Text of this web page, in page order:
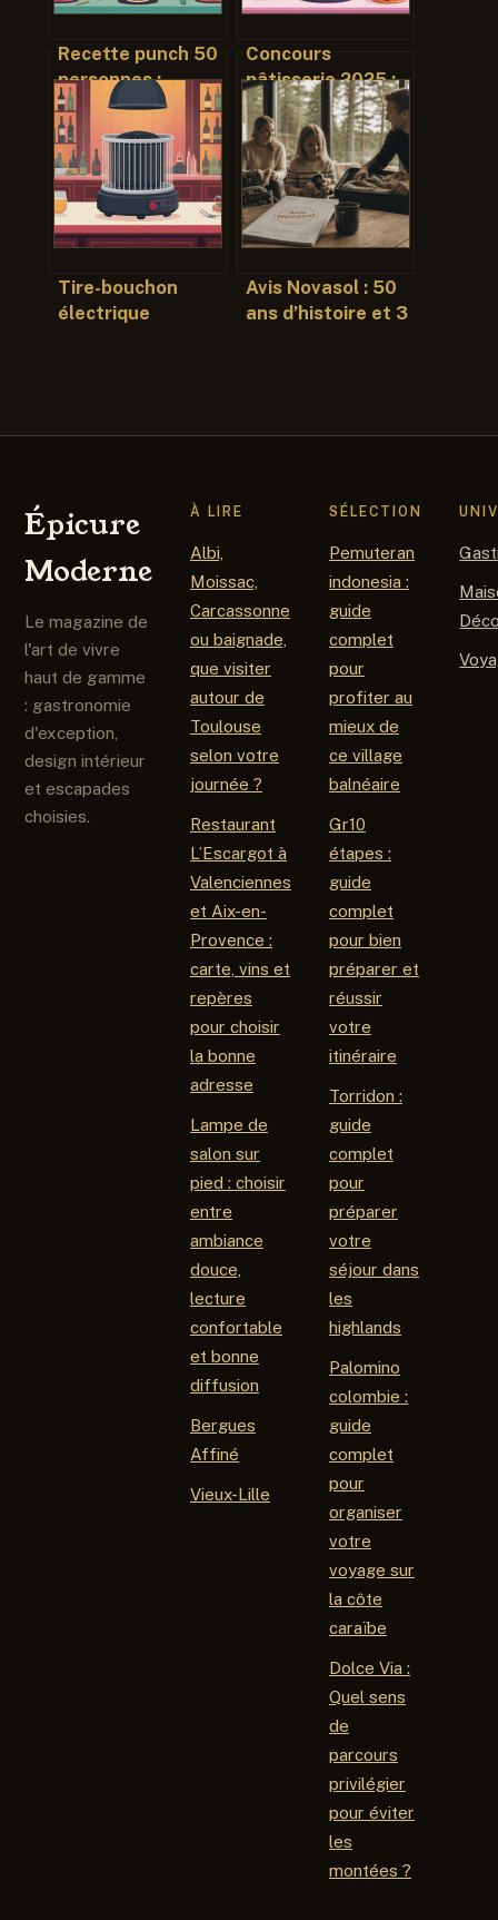
Recette punch 50
personnes :
proportions,
astuces et
variantes faciles
Concours
pâtisserie 2025 :
dates,
inscriptions,
niveaux et
conseils clés
Tire-bouchon
électrique
Avis Novasol : 50
ans d’histoire et 3
surprises
Épicure
Moderne
Le magazine de
l'art de vivre
haut de gamme
: gastronomie
d'exception,
design intérieur
et escapades
choisies.
À LIRE
Albi,
Moissac,
Carcassonne
ou baignade,
que visiter
autour de
Toulouse
selon votre
journée ?
Restaurant
L’Escargot à
Valenciennes
et Aix-en-
Provence :
carte, vins et
repères
pour choisir
la bonne
adresse
Lampe de
salon sur
pied : choisir
entre
ambiance
douce,
lecture
confortable
et bonne
diffusion
Bergues
Affiné
Vieux-Lille
SÉLECTION
Pemuteran
indonesia :
guide
complet
pour
profiter au
mieux de
ce village
balnéaire
Gr10
étapes :
guide
complet
pour bien
préparer et
réussir
votre
itinéraire
Torridon :
guide
complet
pour
préparer
votre
séjour dans
les
highlands
Palomino
colombie :
guide
complet
pour
organiser
votre
voyage sur
la côte
caraïbe
Dolce Via :
Quel sens
de
parcours
privilégier
pour éviter
les
montées ?